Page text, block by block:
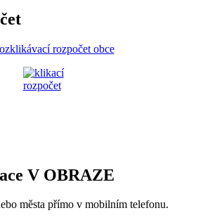
rozpočet obce
V OBRAZE
města přímo v mobilním telefonu.